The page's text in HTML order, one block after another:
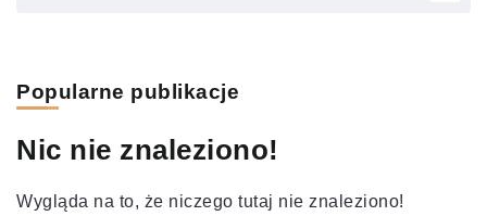
Popularne publikacje
Nic nie znaleziono!
Wygląda na to, że niczego tutaj nie znaleziono!